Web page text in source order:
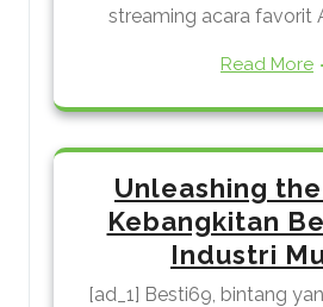
streaming acara favorit
Read More
Unleashing
Kebangkitan
Industri
[ad_1] Besti69, bintang